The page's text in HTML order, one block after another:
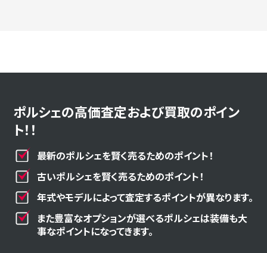
ポルシェの高価査定および買取のポイン
ト！！
最新のポルシェを賢く売るためのポイント！
古いポルシェを賢く売るためのポイント！
年式やモデルによって査定するポイントが異なります。
また豊富なオプションが選べるポルシェは装備も大
事なポイントになってきます。